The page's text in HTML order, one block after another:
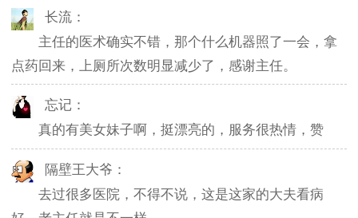
长流：
主任的医术确实不错，那个什么机器照了一会，拿
点药回来，上厕所次数明显减少了，感谢主任。
忘记：
真的有美女妹子啊，挺漂亮的，服务很热情，赞
隔壁王大爷：
去过很多医院，不得不说，这是这家的大夫看病
好，老主任就是不一样…